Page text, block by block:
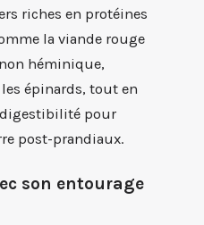
riches en protéines
la viande rouge
héminique,
épinards, tout en
pour
post-prandiaux.
son entourage